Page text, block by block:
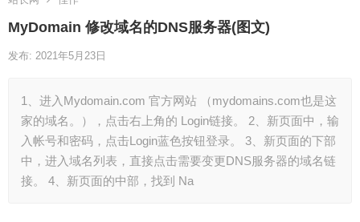
MyDomain 修改域名的DNS服务器(图文)
发布: 2021年5月23日
1、进入Mydomain.com 官方网站 （mydomains.com也是这
家的域名。），点击右上角的 Login链接。 2、新页面中，输
入帐号和密码，点击Login蓝色按钮登录。 3、新页面的下部
中，进入域名列表，直接点击需要变更DNS服务器的域名链
接。 4、新页面的中部，找到 Na